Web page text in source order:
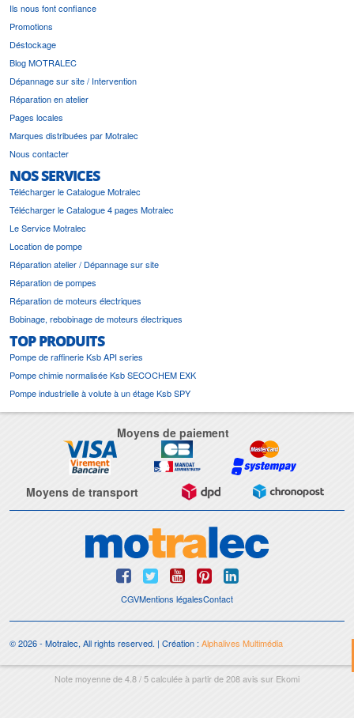
Ils nous font confiance
Promotions
Déstockage
Blog MOTRALEC
Dépannage sur site / Intervention
Réparation en atelier
Pages locales
Marques distribuées par Motralec
Nous contacter
NOS SERVICES
Télécharger le Catalogue Motralec
Télécharger le Catalogue 4 pages Motralec
Le Service Motralec
Location de pompe
Réparation atelier / Dépannage sur site
Réparation de pompes
Réparation de moteurs électriques
Bobinage, rebobinage de moteurs électriques
TOP PRODUITS
Pompe de raffinerie Ksb API series
Pompe chimie normalisée Ksb SECOCHEM EXK
Pompe industrielle à volute à un étage Ksb SPY
Moyens de paiement
Moyens de transport
CGVMentions légalesContact
© 2026 - Motralec, All rights reserved. | Création : Alphalives Multimédia
Note moyenne de4.8/5calculée à partir de208avis sur Ekomi